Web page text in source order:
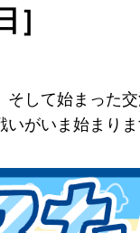
して始まった
がいま始まり